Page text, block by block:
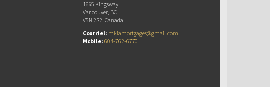
1665 Kingsway
Vancouver, BC
V5N 2S2, Canada
Courriel: mkiamortgages@gmail.com
Mobile: 604-762-6770